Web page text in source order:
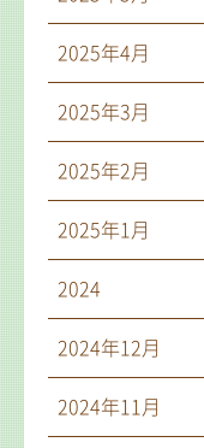
2025年4月
2025年3月
2025年2月
2025年1月
2024
2024年12月
2024年11月